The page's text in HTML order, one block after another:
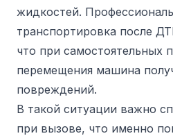
жидкостей.
транспортировка после
что при самостоятельных
перемещения машина
повреждений.
В такой ситуации важно
при вызове, что именно